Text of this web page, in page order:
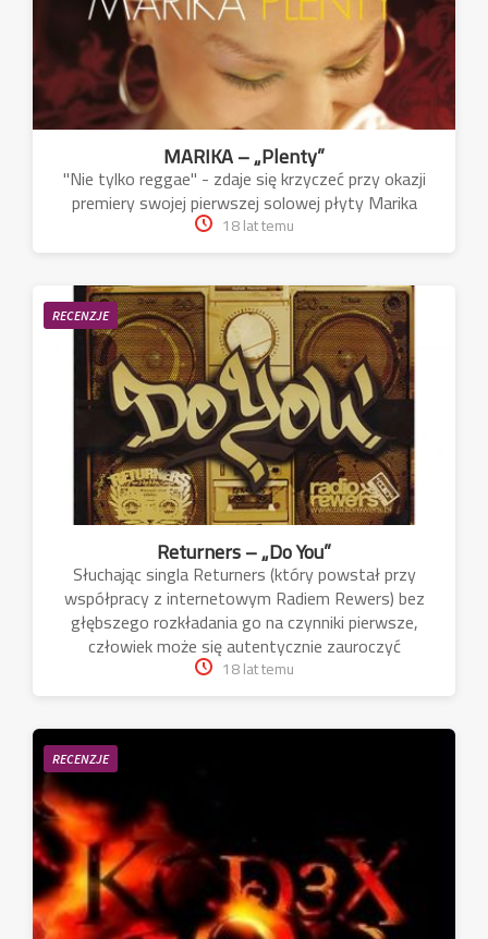
MARIKA – „Plenty”
"Nie tylko reggae" - zdaje się krzyczeć przy okazji
premiery swojej pierwszej solowej płyty Marika
18 lat temu
RECENZJE
Returners – „Do You”
Słuchając singla Returners (który powstał przy
współpracy z internetowym Radiem Rewers) bez
głębszego rozkładania go na czynniki pierwsze,
człowiek może się autentycznie zauroczyć
18 lat temu
RECENZJE